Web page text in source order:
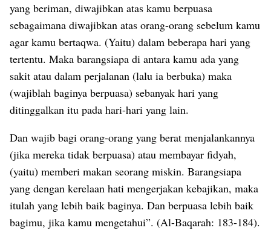
yang beriman, diwajibkan atas kamu berpuasa
sebagaimana diwajibkan atas orang-orang sebelum kamu
agar kamu bertaqwa. (Yaitu) dalam beberapa hari yang
tertentu. Maka barangsiapa di antara kamu ada yang
sakit atau dalam perjalanan (lalu ia berbuka) maka
(wajiblah baginya berpuasa) sebanyak hari yang
ditinggalkan itu pada hari-hari yang lain.
Dan wajib bagi orang-orang yang berat menjalankannya
(jika mereka tidak berpuasa) atau membayar fidyah,
(yaitu) memberi makan seorang miskin. Barangsiapa
yang dengan kerelaan hati mengerjakan kebajikan, maka
itulah yang lebih baik baginya. Dan berpuasa lebih baik
bagimu, jika kamu mengetahui”. (Al-Baqarah: 183-184).